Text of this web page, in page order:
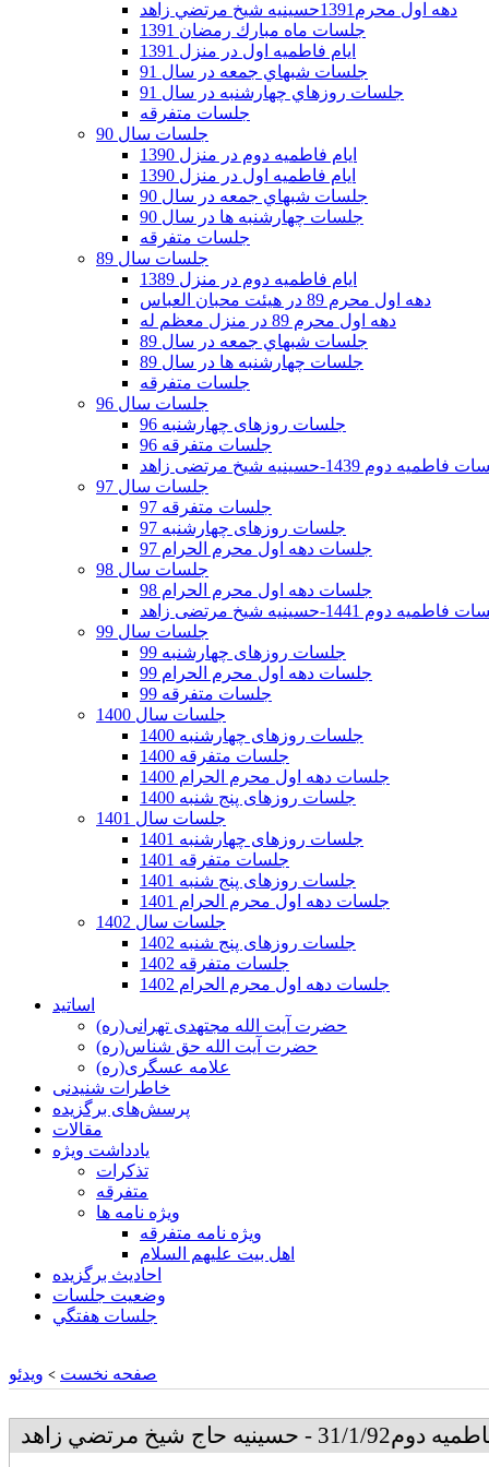
دهه اول محرم1391حسينيه شيخ مرتضي زاهد
جلسات ماه مبارك رمضان 1391
ايام فاطميه اول در منزل 1391
جلسات شبهاي جمعه در سال 91
جلسات روزهاي چهارشنبه در سال 91
جلسات متفرقه
جلسات سال 90
ایام فاطمیه دوم در منزل 1390
ایام فاطمیه اول در منزل 1390
جلسات شبهاي جمعه در سال 90
جلسات چهارشنبه ها در سال 90
جلسات متفرقه
جلسات سال 89
ایام فاطمیه دوم در منزل 1389
دهه اول محرم 89 در هیئت محبان العباس
دهه اول محرم 89 در منزل معظم له
جلسات شبهاي جمعه در سال 89
جلسات چهارشنبه ها در سال 89
جلسات متفرقه
جلسات سال 96
جلسات روزهای چهارشنبه 96
جلسات متفرقه 96
دوم 1439-حسینیه شیخ مرتضی زاهد
جلسات سال 97
جلسات متفرقه 97
جلسات روزهای چهارشنبه 97
جلسات دهه اول محرم الحرام 97
جلسات سال 98
جلسات دهه اول محرم الحرام 98
دوم 1441-حسینیه شیخ مرتضی زاهد
جلسات سال 99
جلسات روزهای چهارشنبه 99
جلسات دهه اول محرم الحرام 99
جلسات متفرقه 99
جلسات سال 1400
جلسات روزهای چهارشنبه 1400
جلسات متفرقه 1400
جلسات دهه اول محرم الحرام 1400
جلسات روزهای پنج شنبه 1400
جلسات سال 1401
جلسات روزهای چهارشنبه 1401
جلسات متفرقه 1401
جلسات روزهای پنج شنبه 1401
جلسات دهه اول محرم الحرام 1401
جلسات سال 1402
جلسات روزهای پنج شنبه 1402
جلسات متفرقه 1402
جلسات دهه اول محرم الحرام 1402
اساتید
حضرت آیت الله مجتهدی تهرانی(ره)
حضرت آیت الله حق شناس(ره)
علامه عسگری(ره)
خاطرات شنیدنی
پرسش‌های برگزیده
مقالات
یادداشت ویژه
تذكرات
متفرقه
ويژه نامه ها
ويژه نامه متفرقه
اهل بيت عليهم السلام
احادیث برگزیده
وضعیت جلسات
جلسات هفتگي
صفحه نخست > ویدئو
حاج شيخ مرتضي زاهد